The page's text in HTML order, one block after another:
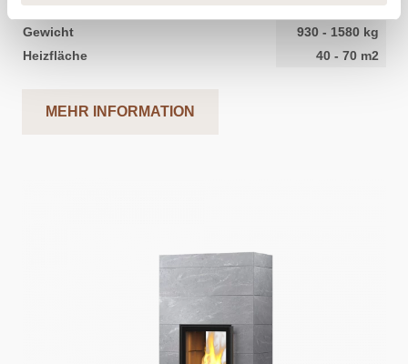
Tiefe
550mm
Gewicht
930 - 1580 kg
Heizfläche
40 - 70 m2
MEHR INFORMATION